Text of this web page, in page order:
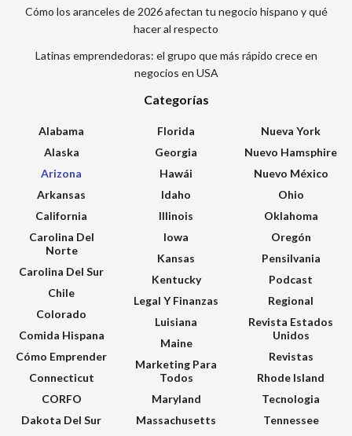
Cómo los aranceles de 2026 afectan tu negocio hispano y qué
hacer al respecto
Latinas emprendedoras: el grupo que más rápido crece en
negocios en USA
Categorías
Alabama
Alaska
Arizona
Arkansas
California
Carolina Del
Norte
Carolina Del Sur
Chile
Colorado
Comida Hispana
Cómo Emprender
Connecticut
CORFO
Dakota Del Sur
Florida
Georgia
Hawái
Idaho
Illinois
Iowa
Kansas
Kentucky
Legal Y Finanzas
Luisiana
Maine
Marketing Para
Todos
Maryland
Massachusetts
Nueva York
Nuevo Hamsphire
Nuevo México
Ohio
Oklahoma
Oregón
Pensilvania
Podcast
Regional
Revista Estados
Unidos
Revistas
Rhode Island
Tecnologia
Tennessee